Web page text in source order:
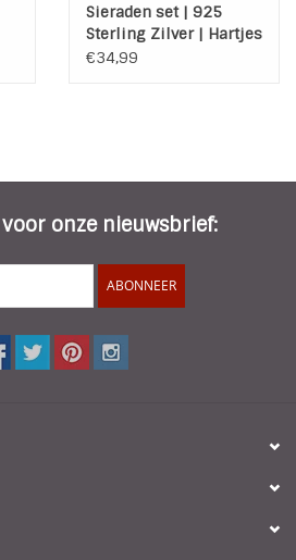
Sieraden set | 925
Sterling Zilver | Hartjes
€34,99
onze nieuwsbrief:
ABONNEER